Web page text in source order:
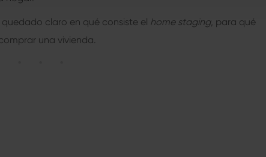
claro en qué consiste el home staging, para qué
una vivienda.